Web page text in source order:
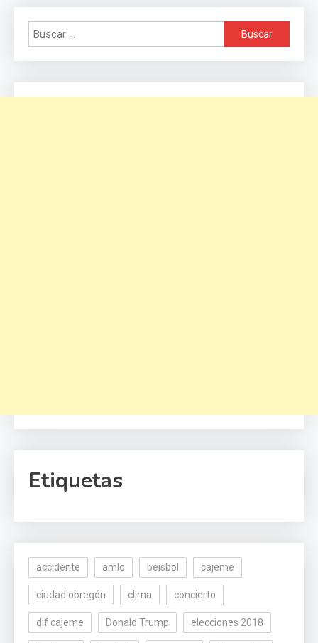
Buscar:
Etiquetas
accidente amlo beisbol cajeme
ciudad obregón clima concierto
dif cajeme Donald Trump elecciones 2018